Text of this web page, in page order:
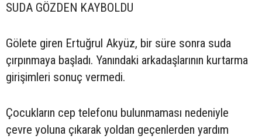
SUDA GÖZDEN KAYBOLDU
Gölete giren Ertuğrul Akyüz, bir süre sonra suda
çırpınmaya başladı. Yanındaki arkadaşlarının kurtarma
girişimleri sonuç vermedi.
Çocukların cep telefonu bulunmaması nedeniyle
çevre yoluna çıkarak yoldan geçenlerden yardım